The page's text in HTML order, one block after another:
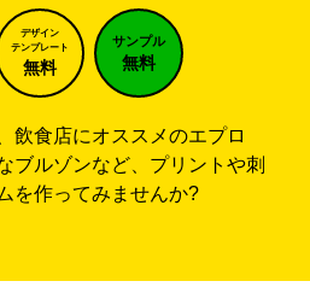
デザイン
テンプレート
無料
サンプル
無料
飲食店にオススメのエプロ
ブルゾンなど、プリントや刺
を作ってみませんか?